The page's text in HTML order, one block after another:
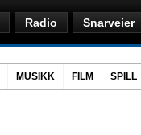
Radio Snarveier
MUSIKK FILM SPILL